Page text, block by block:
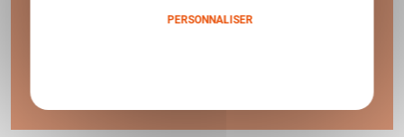
DE GARANTIE !
PERSONNALISER